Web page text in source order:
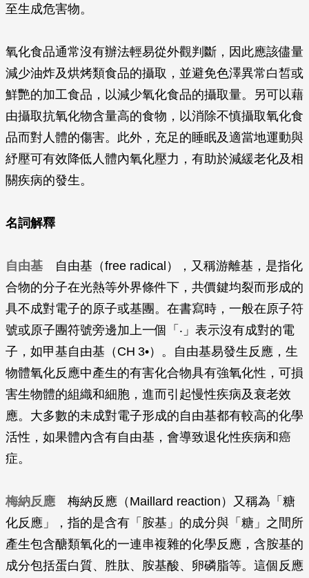
至生成危害物。
氧化食品通常沒有辦法輕易從外觀判斷，因此應該儘量
減少油炸及烘烤類食品的攝取，並避免色澤異常白皙或
鮮艷的加工食品，以減少氧化食品的攝取量。另可以藉
由攝取抗氧化物含量高的食物，以消除不慎攝取氧化食
品而對人體的傷害。此外，充足的睡眠及適當地運動與
紓壓可有效降低人體內氧化壓力，有助於減緩老化及相
關疾病的發生。
名詞解釋
自由基
自由基（free radical），又稱游離基，是指化
合物的分子在光熱等外界條件下，共價鍵均裂而形成的
具不成對電子的原子或基團。在書寫時，一般在原子符
號或原子團符號旁邊加上一個「‧」表示沒有成對的電
子，如甲基自由基（CH 3•）。自由基易發生反應，生
物體氧化反應中產生的有害化合物具有強氧化性，可損
害生物體的組織和細胞，進而引起慢性疾病及衰老效
應。大多數的未成對電子形成的自由基都有較高的化學
活性，如果體內含有自由基，會導致退化性疾病和癌
症。
梅納反應 梅納反應（Maillard reaction）又稱為「糖
化反應」，指的是含有「胺基」的成分與「糖」之間所
產生包含醣類氧化的一連串複雜的化學反應，含胺基的
成分包括蛋白質、胜肽、胺基酸、卵磷脂等。這個反應